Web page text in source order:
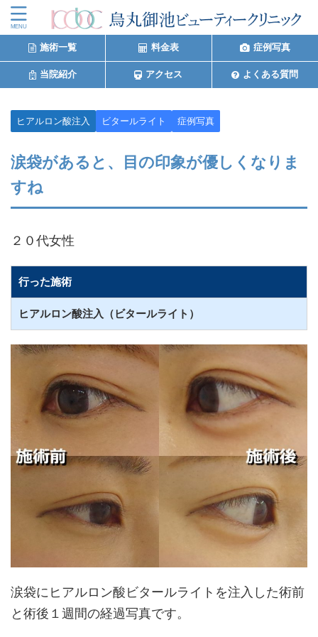
施術一覧 料金表 症例写真
当院紹介 アクセス よくある質問
ヒアルロン酸注入 ビタールライト 症例写真
涙袋があると、目の印象が優しくなりま
すね
２０代女性
行った施術
ヒアルロン酸注入（ビタールライト）
涙袋にヒアルロン酸ビタールライトを注入した術前
と術後１週間の経過写真です。